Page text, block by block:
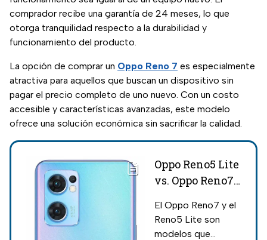
comprador recibe una garantía de 24 meses, lo que
otorga tranquilidad respecto a la durabilidad y
funcionamiento del producto.
La opción de comprar un Oppo Reno 7 es especialmente
atractiva para aquellos que buscan un dispositivo sin
pagar el precio completo de uno nuevo. Con un costo
accesible y características avanzadas, este modelo
ofrece una solución económica sin sacrificar la calidad.
Oppo Reno5 Lite
vs. Oppo Reno7:
precios y cuál
es mejor
El Oppo Reno7 y el
Reno5 Lite son
modelos que